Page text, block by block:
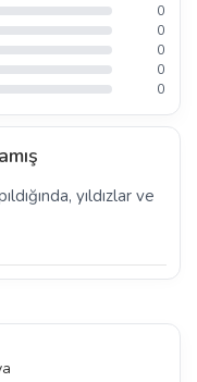
0
0
0
0
0
yıldızlar ve